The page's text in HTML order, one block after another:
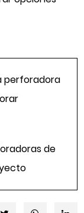
perforadora
de